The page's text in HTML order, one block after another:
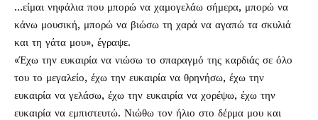
…είμαι νηφάλια που μπορώ να χαμογελάω σήμερα, μπορώ να
κάνω μουσική, μπορώ να βιώσω τη χαρά να αγαπώ τα σκυλιά
και τη γάτα μου», έγραψε.
«Έχω την ευκαιρία να νιώσω το σπαραγμό της καρδιάς σε όλο
του το μεγαλείο, έχω την ευκαιρία να θρηνήσω, έχω την
ευκαιρία να γελάσω, έχω την ευκαιρία να χορέψω, έχω την
ευκαιρία να εμπιστευτώ. Νιώθω τον ήλιο στο δέρμα μου και